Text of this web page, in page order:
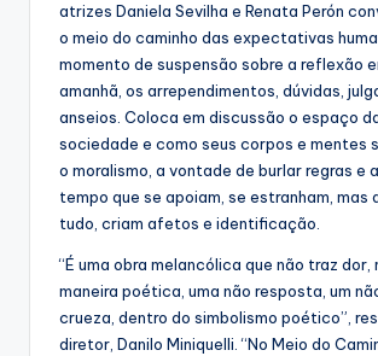
atrizes Daniela Sevilha e Renata Perón
o meio do caminho das expectativas
momento de suspensão sobre a reflexão
amanhã, os arrependimentos, dúvidas,
anseios. Coloca em discussão o espaço
sociedade e como seus corpos e mentes
o moralismo, a vontade de burlar regras e
tempo que se apoiam, se estranham, mas
tudo, criam afetos e identificação.
“É uma obra melancólica que não traz dor,
maneira poética, uma não resposta, um
crueza, dentro do simbolismo poético”,
diretor, Danilo Miniquelli. “No Meio do